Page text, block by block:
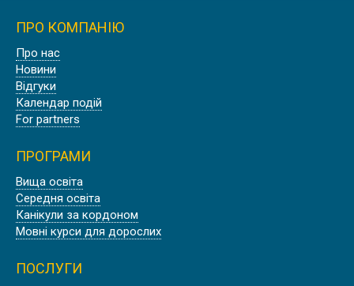
ПРО КОМПАНІЮ
Про нас
Новини
Відгуки
Календар подій
For partners
ПРОГРАМИ
Вища освіта
Середня освіта
Канікули за кордоном
Мовні курси для дорослих
ПОСЛУГИ